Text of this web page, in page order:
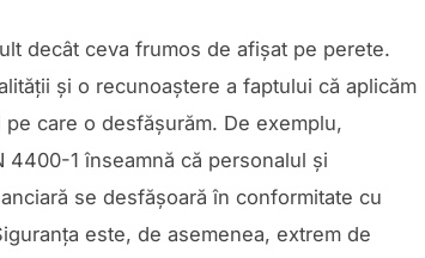
decât ceva frumos de afișat pe perete.
și o recunoaștere a faptului că aplicăm
care o desfășurăm. De exemplu,
4400-1 înseamnă că personalul și
se desfășoară în conformitate cu
este, de asemenea, extrem de